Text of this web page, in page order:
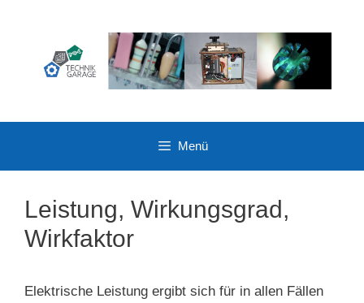
Menü
Leistung, Wirkungsgrad,
Wirkfaktor
Elektrische Leistung ergibt sich für in allen Fällen